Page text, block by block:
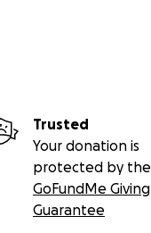
Trusted
Your donation is
protected by the
GoFundMe Giving
Guarantee